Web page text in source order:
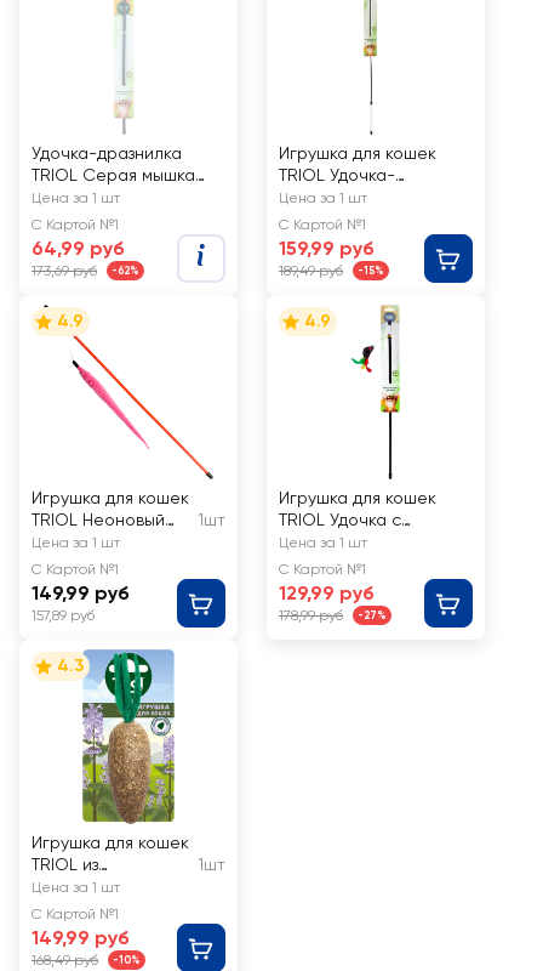
Удочка-дразнилка
TRIOL Серая мышка
70/500мм
Цена за 1 шт
С Картой №1
64,99 руб
173,69 руб -62%
Игрушка для кошек
TRIOL Удочка-
дразнилка гибкая с
перьями 185/550мм
Цена за 1 шт
С Картой №1
159,99 руб
189,49 руб -15%
4.9
Игрушка для кошек
TRIOL Неоновый
хвостик
1шт
Цена за 1 шт
С Картой №1
149,99 руб
157,89 руб
4.9
Игрушка для кошек
TRIOL Удочка с
мышкой
Цена за 1 шт
С Картой №1
129,99 руб
178,99 руб -27%
4.3
Игрушка для кошек
TRIOL из
прессованной
кошачьей мяты
1шт
Цена за 1 шт
С Картой №1
149,99 руб
168,49 руб -10%